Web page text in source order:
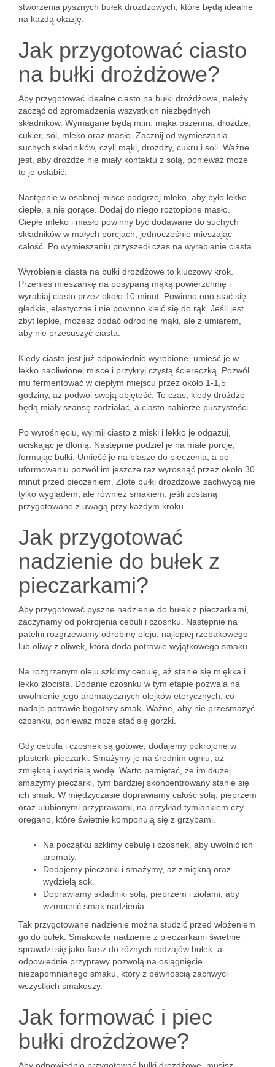
stworzenia pysznych bułek drożdżowych, które będą idealne
na każdą okazję.
Jak przygotować ciasto
na bułki drożdżowe?
Aby przygotować idealne ciasto na bułki drożdżowe, należy
zacząć od zgromadzenia wszystkich niezbędnych
składników. Wymagane będą m.in. mąka pszenna, drożdże,
cukier, sól, mleko oraz masło. Zacznij od wymieszania
suchych składników, czyli mąki, drożdży, cukru i soli. Ważne
jest, aby drożdże nie miały kontaktu z solą, ponieważ może
to je osłabić.
Następnie w osobnej misce podgrzej mleko, aby było lekko
ciepłe, a nie gorące. Dodaj do niego roztopione masło.
Ciepłe mleko i masło powinny być dodawane do suchych
składników w małych porcjach, jednocześnie mieszając
całość. Po wymieszaniu przyszedł czas na wyrabianie ciasta.
Wyrobienie ciasta na bułki drożdżowe to kluczowy krok.
Przenieś mieszankę na posypaną mąką powierzchnię i
wyrabiaj ciasto przez około 10 minut. Powinno ono stać się
gładkie, elastyczne i nie powinno kleić się do rąk. Jeśli jest
zbyt lepkie, możesz dodać odrobinę mąki, ale z umiarem,
aby nie przesuszyć ciasta.
Kiedy ciasto jest już odpowiednio wyrobione, umieść je w
lekko naoliwionej misce i przykryj czystą ściereczką. Pozwól
mu fermentować w ciepłym miejscu przez około 1-1,5
godziny, aż podwoi swoją objętość. To czas, kiedy drożdże
będą miały szansę zadziałać, a ciasto nabierze puszystości.
Po wyrośnięciu, wyjmij ciasto z miski i lekko je odgazuj,
uciskając je dłonią. Następnie podziel je na małe porcje,
formując bułki. Umieść je na blasze do pieczenia, a po
uformowaniu pozwól im jeszcze raz wyrosnąć przez około 30
minut przed pieczeniem. Złote bułki drożdżowe zachwycą nie
tylko wyglądem, ale również smakiem, jeśli zostaną
przygotowane z uwagą przy każdym kroku.
Jak przygotować
nadzienie do bułek z
pieczarkami?
Aby przygotować pyszne nadzienie do bułek z pieczarkami,
zaczynamy od pokrojenia cebuli i czosnku. Następnie na
patelni rozgrzewamy odrobinę oleju, najlepiej rzepakowego
lub oliwy z oliwek, która doda potrawie wyjątkowego smaku.
Na rozgrzanym oleju szklimy cebulę, aż stanie się miękka i
lekko złocista. Dodanie czosnku w tym etapie pozwala na
uwolnienie jego aromatycznych olejków eterycznych, co
nadaje potrawie bogatszy smak. Ważne, aby nie przesmażyć
czosnku, ponieważ może stać się gorzki.
Gdy cebula i czosnek są gotowe, dodajemy pokrojone w
plasterki pieczarki. Smażymy je na średnim ogniu, aż
zmiękną i wydzielą wodę. Warto pamiętać, że im dłużej
smażymy pieczarki, tym bardziej skoncentrowany stanie się
ich smak. W międzyczasie doprawiamy całość solą, pieprzem
oraz ulubionymi przyprawami, na przykład tymiankiem czy
oregano, które świetnie komponują się z grzybami.
Na początku szklimy cebulę i czosnek, aby uwolnić ich
aromaty.
Dodajemy pieczarki i smażymy, aż zmiękną oraz
wydzielą sok.
Doprawiamy składniki solą, pieprzem i ziołami, aby
wzmocnić smak nadzienia.
Tak przygotowane nadzienie można studzić przed włożeniem
go do bułek. Smakowite nadzienie z pieczarkami świetnie
sprawdzi się jako farsz do różnych rodzajów bułek, a
odpowiednie przyprawy pozwolą na osiągnięcie
niezapomnianego smaku, który z pewnością zachwyci
wszystkich smakoszy.
Jak formować i piec
bułki drożdżowe?